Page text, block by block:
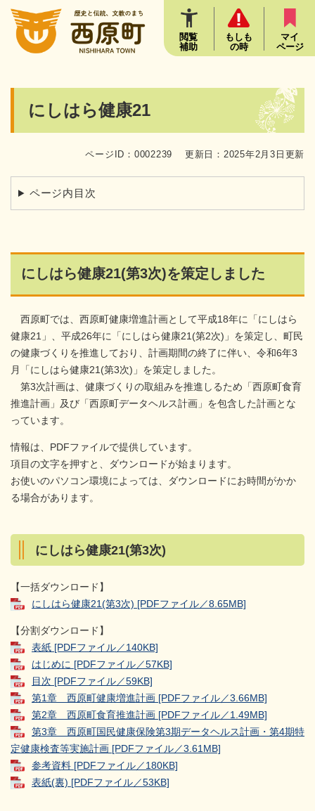
メニューを飛ばして本文へ
閲覧
補助
もしも
の時
マイ
ページ
にしはら健康21
ページID：0002239 更新日：2025年2月3日更新
ページ内目次
にしはら健康21(第3次)を策定しました
西原町では、西原町健康増進計画として平成18年に「にしはら
健康21」、平成26年に「にしはら健康21(第2次)」を策定し、町民
の健康づくりを推進しており、計画期間の終了に伴い、令和6年3
月「にしはら健康21(第3次)」を策定しました。
第3次計画は、健康づくりの取組みを推進しるため「西原町食育
推進計画」及び「西原町データヘルス計画」を包含した計画とな
っています。
情報は、PDFファイルで提供しています。
項目の文字を押すと、ダウンロードが始まります。
お使いのパソコン環境によっては、ダウンロードにお時間がかか
る場合があります。
にしはら健康21(第3次)
【一括ダウンロード】
にしはら健康21(第3次) [PDFファイル／8.65MB]
【分割ダウンロード】
表紙 [PDFファイル／140KB]
はじめに [PDFファイル／57KB]
目次 [PDFファイル／59KB]
第1章 西原町健康増進計画 [PDFファイル／3.66MB]
第2章 西原町食育推進計画 [PDFファイル／1.49MB]
第3章 西原町国民健康保険第3期データヘルス計画・第4期特
定健康検査等実施計画 [PDFファイル／3.61MB]
参考資料 [PDFファイル／180KB]
表紙(裏) [PDFファイル／53KB]